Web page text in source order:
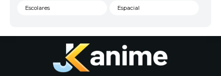
Escolares Espacial
Historico
Josei